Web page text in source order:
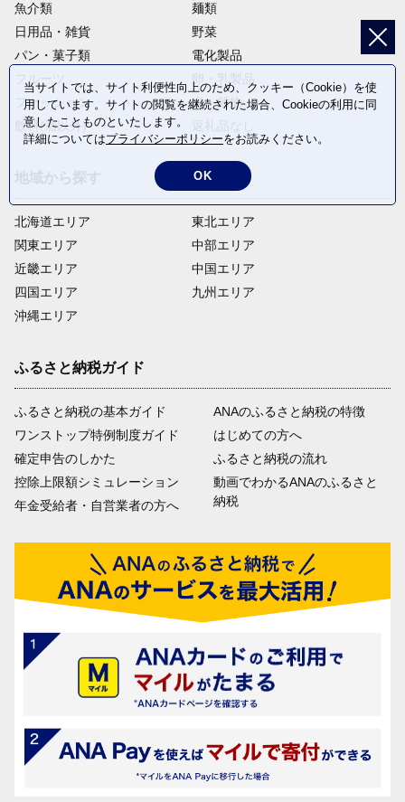
魚介類
麺類
日用品・雑貨
野菜
パン・菓子類
電化製品
フルーツ
卵・乳製品
ファッション
米・穀物
飲料(酒以外)
北海道エリア
関東エリア
近畿エリア
四国エリア
沖縄エリア
東北エリア
中部エリア
中国エリア
九州エリア
ふるさと納税ガイド
ふるさと納税の基本ガイド
ワンストップ特例制度ガイド
確定申告のしかた
控除上限額シミュレーション
年金受給者・自営業者の方へ
ANAのふるさと納税の特徴
はじめての方へ
ふるさと納税の流れ
動画でわかるANAのふるさと
納税
当サイトでは、サイト利便性向上のため、クッキー（Cookie）を使
用しています。サイトの閲覧を継続された場合、Cookieの利用に同
意したことものといたします。
詳細についてはプライバシーポリシーをお読みください。
OK